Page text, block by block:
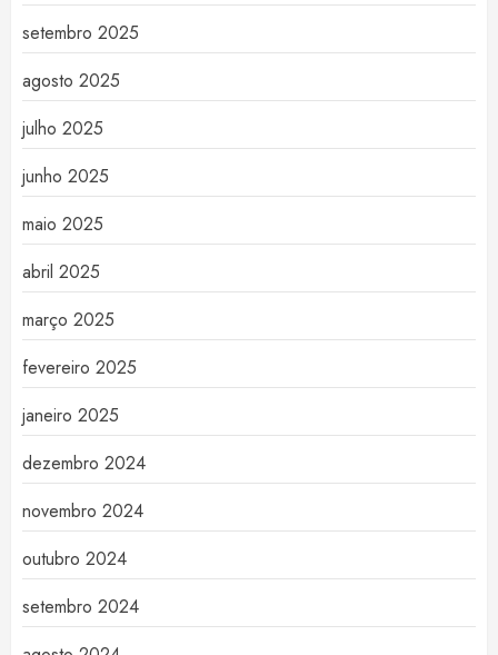
setembro 2025
agosto 2025
julho 2025
junho 2025
maio 2025
abril 2025
março 2025
fevereiro 2025
janeiro 2025
dezembro 2024
novembro 2024
outubro 2024
setembro 2024